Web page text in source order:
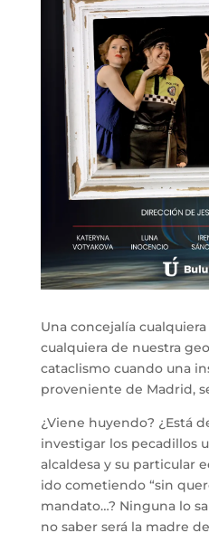
Una concejalía
cualquiera de nuestra
cataclismo cuando una
proveniente de Madrid,
¿Viene huyendo? ¿Está
investigar los pecadillos
alcaldesa y su particular
ido cometiendo “sin
mandato…? Ninguna lo
no saber será la madre